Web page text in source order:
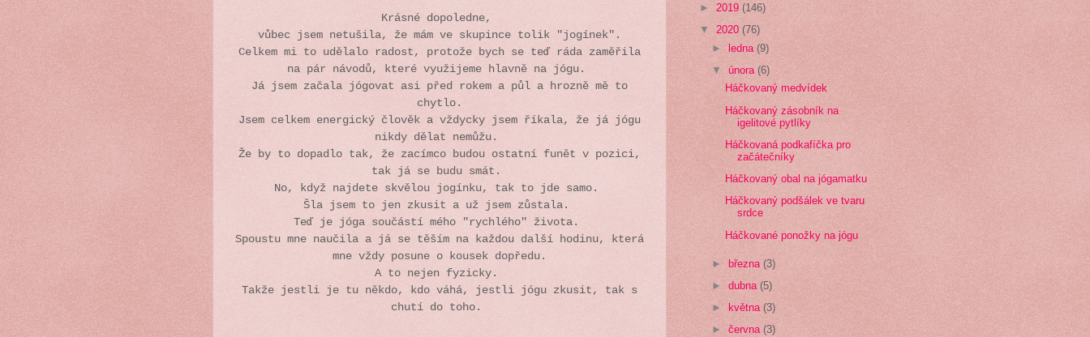
Krásné dopoledne,
vůbec jsem netušila, že mám ve skupince tolik "jogínek".
Celkem mi to udělalo radost, protože bych se teď ráda zaměřila
na pár návodů, které využijeme hlavně na jógu.
Já jsem začala jógovat asi před rokem a půl a hrozně mě to
chytlo.
Jsem celkem energický člověk a vždycky jsem říkala, že já jógu
nikdy dělat nemůžu.
Že by to dopadlo tak, že zacímco budou ostatní funět v pozici,
tak já se budu smát.
No, když najdete skvělou jogínku, tak to jde samo.
Šla jsem to jen zkusit a už jsem zůstala.
Teď je jóga součástí mého "rychlého" života.
Spoustu mne naučila a já se těším na každou další hodinu, která
mne vždy posune o kousek dopředu.
A to nejen fyzicky.
Takže jestli je tu někdo, kdo váhá, jestli jógu zkusit, tak s
chutí do toho.
► 2019 (146)
▼ 2020 (76)
► ledna(9)
▼února(6)
Háčkovaný medvídek
Háčkovaný zásobník na
igelitové pytlíky
Háčkovaná podkafíčka pro
začátečníky
Háčkovaný obal na jógamatku
Háčkovaný podšálek ve tvaru
srdce
Háčkované ponožky na jógu
►března(3)
►dubna(5)
►
května(3)
►června(3)